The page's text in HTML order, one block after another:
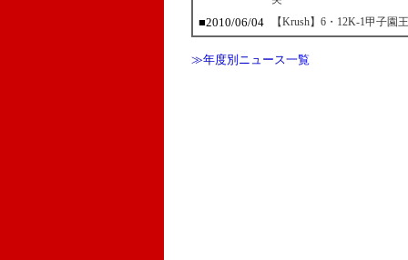
■2010/06/04 【Krush】6・12K-1甲子
≫年度別ニュース一覧